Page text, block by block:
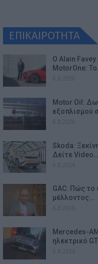
ΕΠΙΚΑΙΡΟΤΗΤΑ
Ο Alain
MotorOne:
Motor Oil:
εξοπλισμού
Skoda:
Δείτε Video…
GAC: Πώς το
μέλλοντος…
Mercedes-
ηλεκτρικό GT